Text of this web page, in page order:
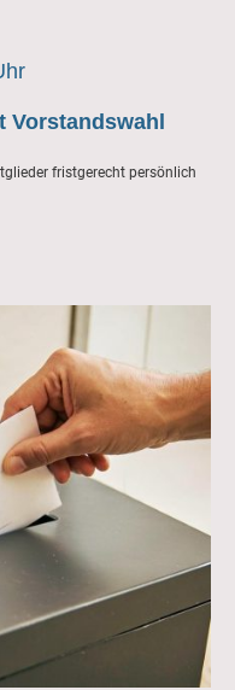
fristgerecht persönlich